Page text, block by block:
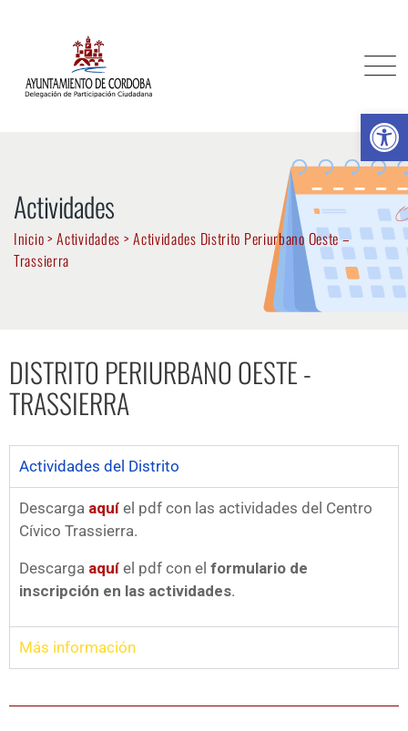
Actividades
Inicio>Actividades >Actividades Distrito Periurbano Oeste –
Trassierra
DISTRITO PERIURBANO OESTE -
TRASSIERRA
Actividades del Distrito
Descarga aquí el pdf con las actividades del Centro
Cívico Trassierra.
Descarga aquí el pdf con el formulario de
inscripción en las actividades.
Más información